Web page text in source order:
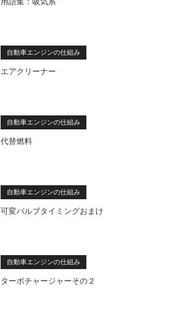
自動車エンジンの仕組み
エアクリーナー
自動車エンジンの仕組み
代替燃料
自動車エンジンの仕組み
可変バルブタイミングおまけ
自動車エンジンの仕組み
ターボチャージャーその２